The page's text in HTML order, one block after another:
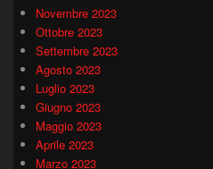
Novembre 2023
Ottobre 2023
Settembre 2023
Agosto 2023
Luglio 2023
Giugno 2023
Maggio 2023
Aprile 2023
Marzo 2023